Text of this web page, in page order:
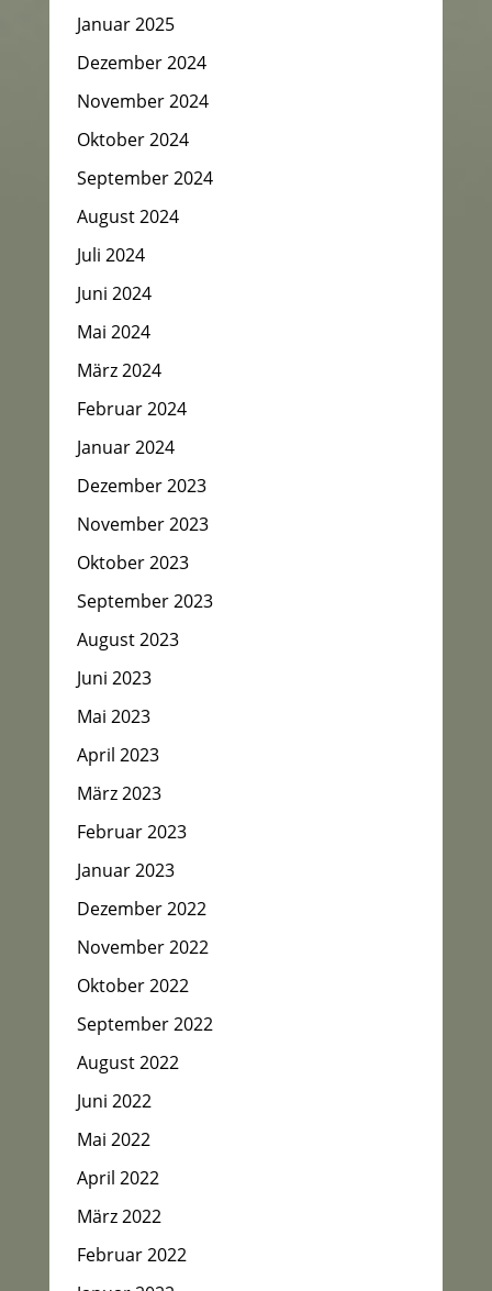
Januar 2025
Dezember 2024
November 2024
Oktober 2024
September 2024
August 2024
Juli 2024
Juni 2024
Mai 2024
März 2024
Februar 2024
Januar 2024
Dezember 2023
November 2023
Oktober 2023
September 2023
August 2023
Juni 2023
Mai 2023
April 2023
März 2023
Februar 2023
Januar 2023
Dezember 2022
November 2022
Oktober 2022
September 2022
August 2022
Juni 2022
Mai 2022
April 2022
März 2022
Februar 2022